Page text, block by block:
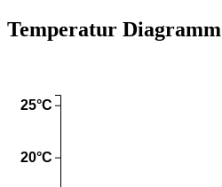
Temperatur Diagramm